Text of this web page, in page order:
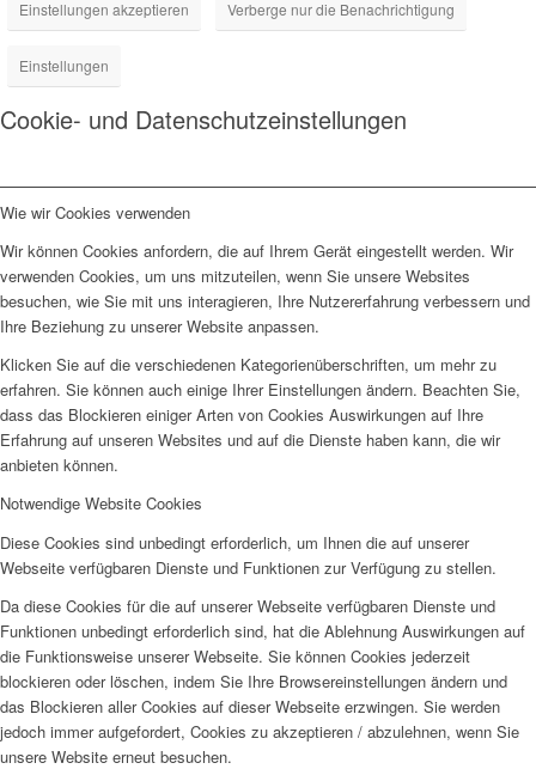
Einstellungen akzeptieren Verberge nur die Benachrichtigung
Einstellungen
Cookie- und Datenschutzeinstellungen
Wie wir Cookies verwenden
Wir können Cookies anfordern, die auf Ihrem Gerät eingestellt werden. Wir
verwenden Cookies, um uns mitzuteilen, wenn Sie unsere Websites
besuchen, wie Sie mit uns interagieren, Ihre Nutzererfahrung verbessern und
Ihre Beziehung zu unserer Website anpassen.
Klicken Sie auf die verschiedenen Kategorienüberschriften, um mehr zu
erfahren. Sie können auch einige Ihrer Einstellungen ändern. Beachten Sie,
dass das Blockieren einiger Arten von Cookies Auswirkungen auf Ihre
Erfahrung auf unseren Websites und auf die Dienste haben kann, die wir
anbieten können.
Notwendige Website Cookies
Diese Cookies sind unbedingt erforderlich, um Ihnen die auf unserer
Webseite verfügbaren Dienste und Funktionen zur Verfügung zu stellen.
Da diese Cookies für die auf unserer Webseite verfügbaren Dienste und
Funktionen unbedingt erforderlich sind, hat die Ablehnung Auswirkungen auf
die Funktionsweise unserer Webseite. Sie können Cookies jederzeit
blockieren oder löschen, indem Sie Ihre Browsereinstellungen ändern und
das Blockieren aller Cookies auf dieser Webseite erzwingen. Sie werden
jedoch immer aufgefordert, Cookies zu akzeptieren / abzulehnen, wenn Sie
unsere Website erneut besuchen.